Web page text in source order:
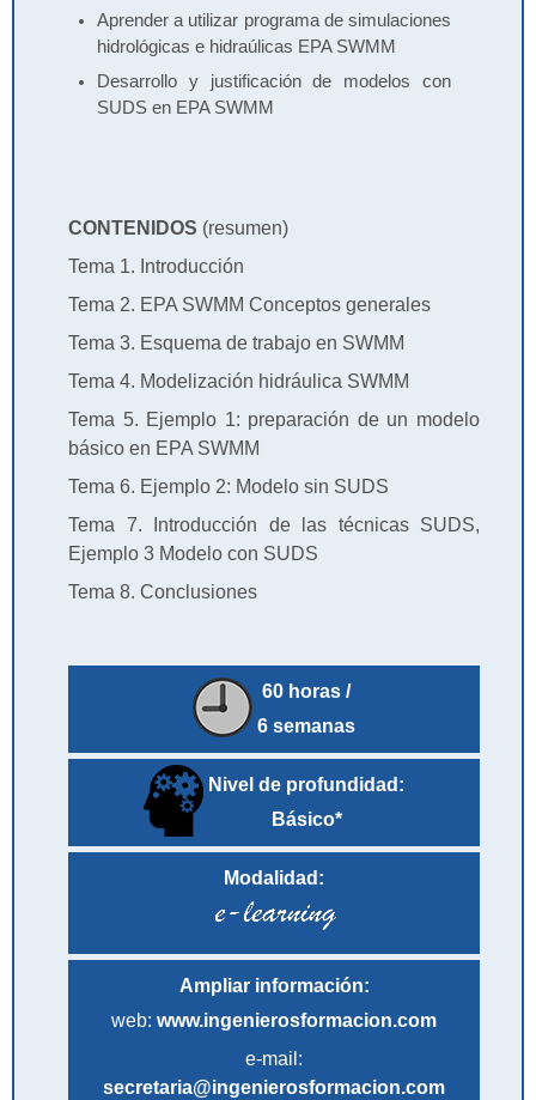
Aprender a utilizar programa de simulaciones
hidrológicas e hidraúlicas EPA SWMM
Desarrollo y justificación de modelos con
SUDS en EPA SWMM
CONTENIDOS (resumen)
Tema 1. Introducción
Tema 2. EPA SWMM Conceptos generales
Tema 3. Esquema de trabajo en SWMM
Tema 4. Modelización hidráulica SWMM
Tema 5. Ejemplo 1: preparación de un modelo
básico en EPA SWMM
Tema 6. Ejemplo 2: Modelo sin SUDS
Tema 7. Introducción de las técnicas SUDS,
Ejemplo 3 Modelo con SUDS
Tema 8. Conclusiones
60 horas /
6 semanas
Nivel de profundidad:
Básico*
Modalidad:
Ampliar información:
web: www.ingenierosformacion.com
e-mail:
secretaria@ingenierosformacion.com